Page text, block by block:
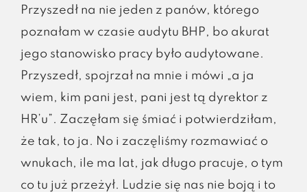
Przyszedł na nie jeden z panów, którego
poznałam w czasie audytu BHP, bo akurat
jego stanowisko pracy było audytowane.
Przyszedł, spojrzał na mnie i mówi „a ja
wiem, kim pani jest, pani jest tą dyrektor z
HR’u”. Zaczęłam się śmiać i potwierdziłam,
że tak, to ja. No i zaczęliśmy rozmawiać o
wnukach, ile ma lat, jak długo pracuje, o tym
co tu już przeżył. Ludzie się nas nie boją i to